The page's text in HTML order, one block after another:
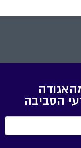
הסביבה